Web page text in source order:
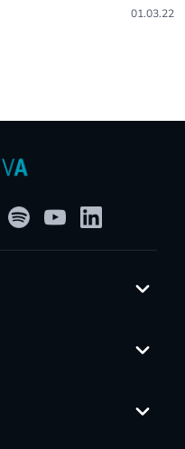
01.03.22